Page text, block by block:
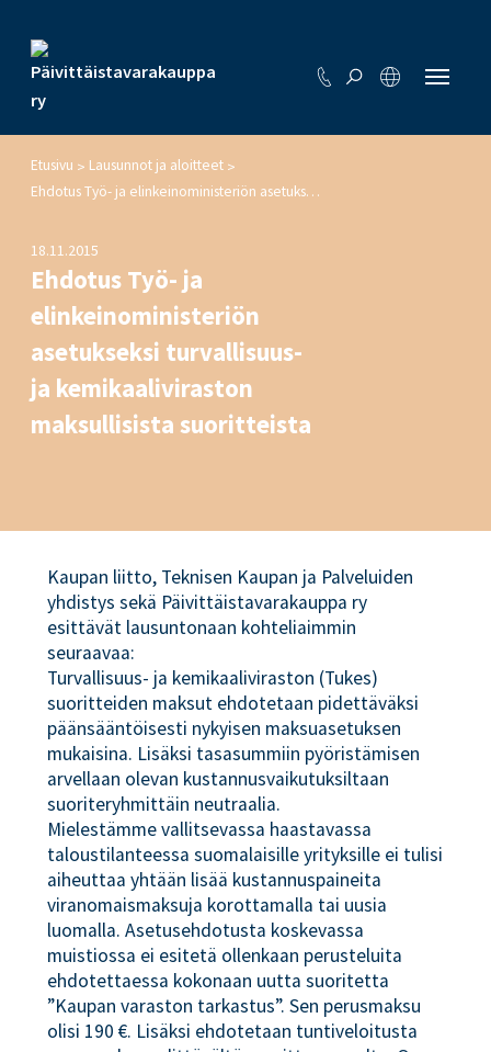
Etusivu > Lausunnot ja aloitteet >
Ehdotus Työ- ja elinkeinoministeriön asetukseksi turvallisuus- ja kemikaaliviraston maksullisista suoritteista
18.11.2015
Ehdotus Työ- ja
elinkeinoministeriön
asetukseksi turvallisuus-
ja kemikaaliviraston
maksullisista suoritteista
Kaupan liitto, Teknisen Kaupan ja Palveluiden
yhdistys sekä Päivittäistavarakauppa ry
esittävät lausuntonaan kohteliaimmin
seuraavaa:
Turvallisuus- ja kemikaaliviraston (Tukes)
suoritteiden maksut ehdotetaan pidettäväksi
päänsääntöisesti nykyisen maksuasetuksen
mukaisina. Lisäksi tasasummiin pyöristämisen
arvellaan olevan kustannusvaikutuksiltaan
suoriteryhmittäin neutraalia.
Mielestämme vallitsevassa haastavassa
taloustilanteessa suomalaisille yrityksille ei tulisi
aiheuttaa yhtään lisää kustannuspaineita
viranomaismaksuja korottamalla tai uusia
luomalla. Asetusehdotusta koskevassa
muistiossa ei esitetä ollenkaan perusteluita
ehdotettaessa kokonaan uutta suoritetta
”Kaupan varaston tarkastus”. Sen perusmaksu
olisi 190 €. Lisäksi ehdotetaan tuntiveloitusta